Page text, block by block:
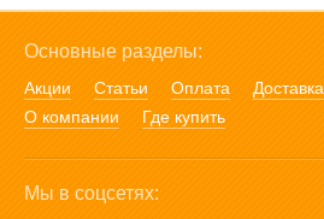
Основные разделы:
Акции Статьи Оплата Доставка
О компании
Где купить
Мы в соцсетях: